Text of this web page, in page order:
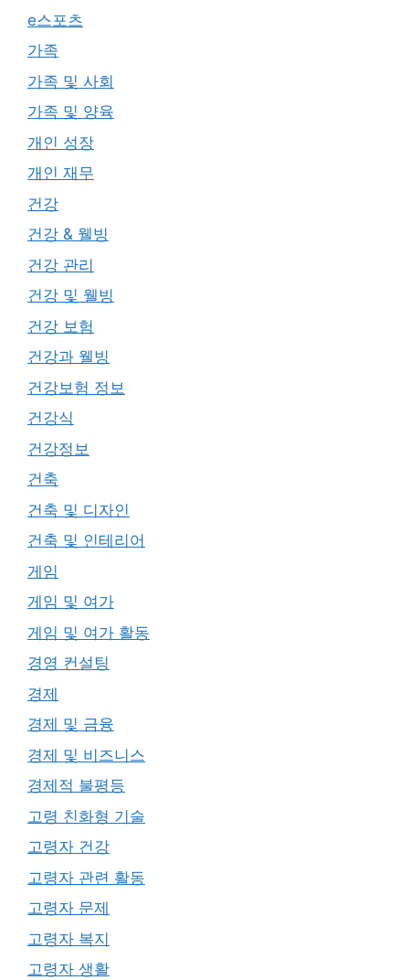
e스포츠
가족
가족 및 사회
가족 및 양육
개인 성장
개인 재무
건강
건강 & 웰빙
건강 관리
건강 및 웰빙
건강 보험
건강과 웰빙
건강보험 정보
건강식
건강정보
건축
건축 및 디자인
건축 및 인테리어
게임
게임 및 여가
게임 및 여가 활동
경영 컨설팅
경제
경제 및 금융
경제 및 비즈니스
경제적 불평등
고령 친화형 기술
고령자 건강
고령자 관련 활동
고령자 문제
고령자 복지
고령자 생활